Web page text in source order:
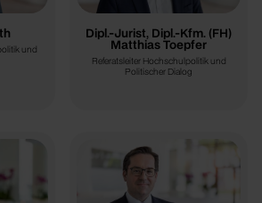
und
Dipl.-Jurist, Dipl.-Kfm. (FH)
Matthias Toepfer
Referatsleiter Hochschulpolitik und
Politischer Dialog